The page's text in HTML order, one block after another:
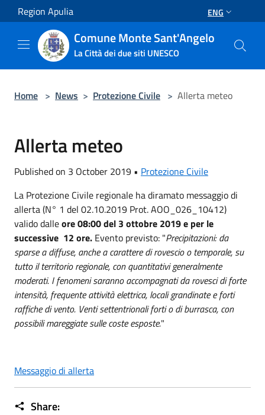
Salta al contenuto principale
Region Apulia ENG
Comune Monte Sant'Angelo
La Città dei due siti UNESCO
Home > News > Protezione Civile > Allerta meteo
Allerta meteo
Published on 3 October 2019 • Protezione Civile
La Protezione Civile regionale ha diramato messaggio di
allerta (N° 1 del 02.10.2019 Prot. AOO_026_10412)
valido dalleore 08:00 del 3 ottobre 2019 e per le
successive 12 ore. Evento previsto: "Precipitazioni: da
sparse a diffuse, anche a carattere di rovescio o temporale, su
tutto il territorio regionale, con quantitativi generalmente
moderati. I fenomeni saranno accompagnati da rovesci di forte
intensità, frequente attività elettrica, locali grandinate e forti
raffiche di vento. Venti settentrionali forti o di burrasca, con
possibili mareggiate sulle coste esposte."
Messaggio di allerta
Share: